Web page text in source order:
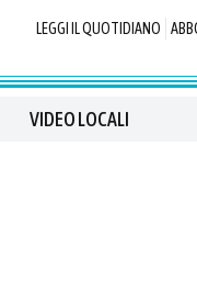
LEGGI IL QUOTIDIANO
VIDEO LOCALI